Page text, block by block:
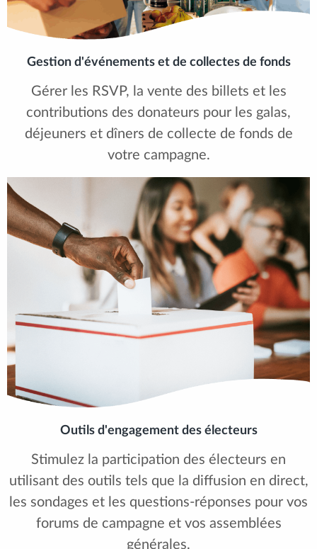
Gestion d'événements et de collectes de fonds
Gérer les RSVP, la vente des billets et les
contributions des donateurs pour les galas,
déjeuners et dîners de collecte de fonds de
votre campagne.
Outils d'engagement des électeurs
Stimulez la participation des électeurs en
utilisant des outils tels que la diffusion en direct,
les sondages et les questions-réponses pour vos
forums de campagne et vos assemblées
générales.